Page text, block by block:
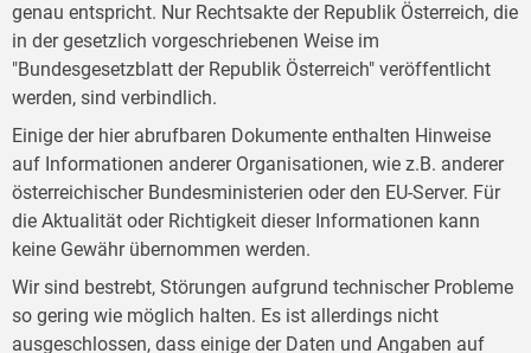
genau entspricht. Nur Rechtsakte der Republik Österreich, die
in der gesetzlich vorgeschriebenen Weise im
"Bundesgesetzblatt der Republik Österreich" veröffentlicht
werden, sind verbindlich.
Einige der hier abrufbaren Dokumente enthalten Hinweise
auf Informationen anderer Organisationen, wie z.B. anderer
österreichischer Bundesministerien oder den EU-Server. Für
die Aktualität oder Richtigkeit dieser Informationen kann
keine Gewähr übernommen werden.
Wir sind bestrebt, Störungen aufgrund technischer Probleme
so gering wie möglich halten. Es ist allerdings nicht
ausgeschlossen, dass einige der Daten und Angaben auf